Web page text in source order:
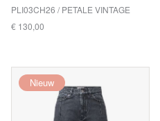
PLI03CH26 / PETALE VINTAGE
€ 130,00
Nieuw